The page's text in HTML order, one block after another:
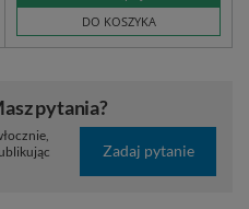
DO KOSZYKA
pytania?
Zadaj pytanie